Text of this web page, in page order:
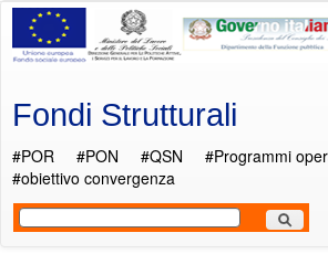
Salta al contenuto principale
Fondi Strutturali
#POR #PON #QSN
#Programmi
#obiettivo convergenza